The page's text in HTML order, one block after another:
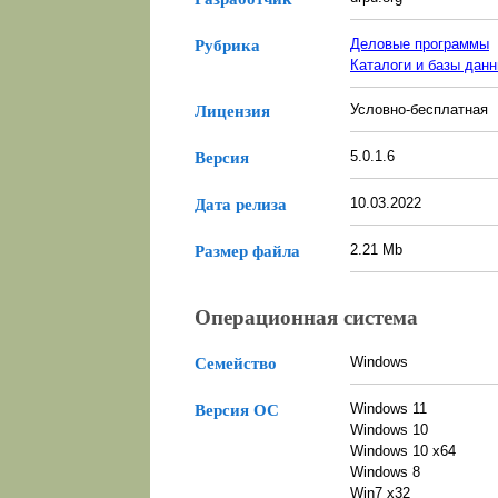
Рубрика
Деловые программы
Каталоги и базы
Лицензия Условно-бесплатная
Версия 5.0.1.6
Дата релиза 10.03.2022
Размер файла 2.21 Mb
Операционная система
Семейство Windows
Версия ОС
Windows 11
Windows 10
Windows 10 x64
Windows 8
Win7 x32